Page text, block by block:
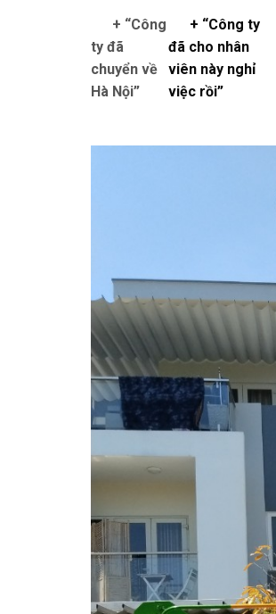
+ “Công
ty đã
chuyển về
Hà Nội”
+ “Công ty
đã cho nhân
viên này nghỉ
việc rồi”